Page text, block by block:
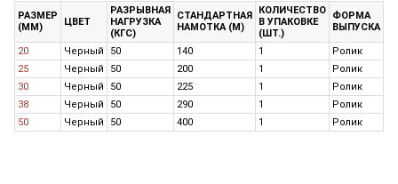
РАЗМЕР
(ММ)
ЦВЕТ
РАЗРЫВНАЯ
НАГРУЗКА
(КГС)
СТАНДАРТНАЯ
НАМОТКА (М)
КОЛИЧЕСТВО
В УПАКОВКЕ
(ШТ.)
ФОРМА
ВЫПУСКА
20
Черный 50 140 1 Ролик
25
Черный 50 200 1 Ролик
30
Черный 50 225 1 Ролик
38
Черный 50 290 1 Ролик
50
Черный 50 400 1 Ролик